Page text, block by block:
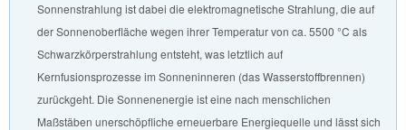
Sonnenstrahlung ist dabei die elektromagnetische Strahlung, die auf
der Sonnenoberfläche wegen ihrer Temperatur von ca. 5500 °C als
Schwarzkörperstrahlung entsteht, was letztlich auf
Kernfusionsprozesse im Sonneninneren (das Wasserstoffbrennen)
zurückgeht. Die Sonnenenergie ist eine nach menschlichen
Maßstäben unerschöpfliche erneuerbare Energiequelle und lässt sich